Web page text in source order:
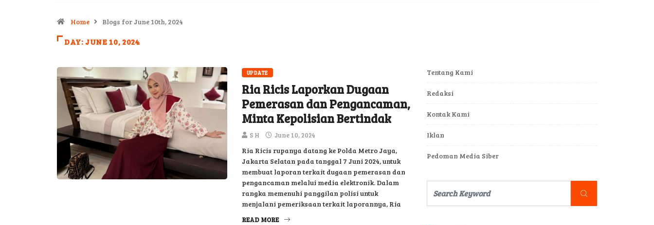
Home Blogs for June 10th, 2024
DAY: JUNE 10, 2024
UPDATE
Ria Ricis Laporkan Dugaan
Pemerasan dan Pengancaman,
Minta Kepolisian Bertindak
S H June 10, 2024
Ria Ricis rupanya datang ke Polda Metro Jaya,
Jakarta Selatan pada tanggal 7 Juni 2024, untuk
membuat laporan terkait dugaan pemerasan dan
pengancaman melalui media elektronik. Dalam
rangka memenuhi panggilan polisi untuk
menjalani pemeriksaan terkait laporannya, Ria
READ MORE
Tentang Kami
Redaksi
Kontak Kami
Iklan
Pedoman Media Siber